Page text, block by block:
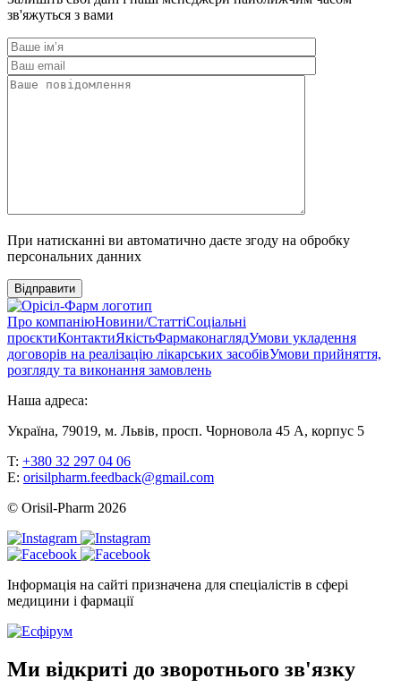
зв'яжуться з вами
При натисканні ви автоматично даєте згоду на обробку
персональних данних
Відправити
Про компаніюНовини/СтаттіСоціальні
проєктиКонтактиЯкістьФармаконаглядУмови укладення
договорів на реалізацію лікарських засобівУмови прийняття,
розгляду та виконання замовлень
Наша адреса:
Україна, 79019, м. Львів, просп. Чорновола 45 А, корпус 5
T: +380 32 297 04 06
E: orisilpharm.feedback@gmail.com
© Orisil-Pharm 2026
Інформація на сайті призначена для спеціалістів в сфері
медицини і фармації
Ми відкриті до зворотнього зв'язку